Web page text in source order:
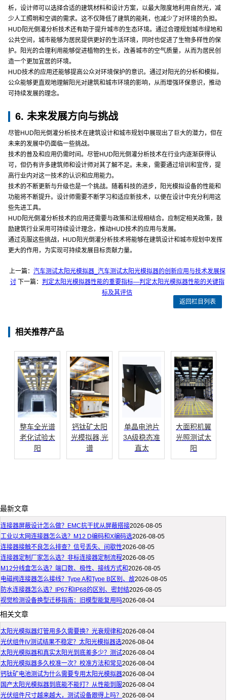
析，设计师可以选择合适的建筑材料和设计方案，以最大限度地利用自然光，减
少人工照明和空调的需求。这不仅降低了建筑的能耗，也减少了对环境的负担。
HUD阳光倒灌分析技术还有助于提升城市的生态环境。通过合理规划城市绿地和
公共空间，城市能够为居民提供更好的生活环境，同时也促进了生物多样性的保
护。阳光的合理利用能够促进植物的生长，改善城市的空气质量，从而为居民创
造一个更加宜居的环境。
HUD技术的应用还能够提高公众对环境保护的意识。通过对阳光的分析和模拟，
公众能够更直观地理解阳光对建筑和城市环境的影响，从而增强环保意识，推动
可持续发展的理念。
6. 未来发展方向与挑战
尽管HUD阳光倒灌分析技术在建筑设计和城市规划中展现出了巨大的潜力，但在
未来的发展中仍面临一些挑战。
技术的普及和应用仍需时间。尽管HUD阳光倒灌分析技术在行业内逐渐获得认
可，但仍有许多建筑师和设计师对其了解不足。未来，需要通过培训和宣传，提
高行业内对这一技术的认识和应用能力。
技术的不断更新与升级也是一个挑战。随着科技的进步，阳光模拟设备的性能和
功能将不断提升。设计师需要不断学习和适应新技术，以便在设计中充分利用这
些先进工具。
HUD阳光倒灌分析技术的应用还需要与政策和法规相结合。应制定相关政策，鼓
励建筑行业采用可持续设计理念，推动HUD技术的应用与发展。
通过克服这些挑战，HUD阳光倒灌分析技术将能够在建筑设计和城市规划中发挥
更大的作用，为实现可持续发展目标贡献力量。
上一篇： 汽车测试太阳光模拟器_汽车测试太阳光模拟器的创新应用与技术发展探
讨下一篇： 判定太阳光模拟器性能的重要指标—判定太阳光模拟器性能的关键指
标及其评估
返回栏目列表
相关推荐产品
整车全光谱
老化试验太
阳
钙钛矿太阳
光模拟器,光
谱
单晶电池片
3A级稳态准
直太
大面积机翼
光照测试太
阳
最新文章
连接器屏蔽设计怎么做？EMC抗干扰从屏蔽搭接2026-08-05
工业以太网连接器怎么选？M12 D编码和X编码选2026-08-05
连接器接触不良怎么排查？信号丢失、间歇性2026-08-05
连接器定制厂家怎么选？非标连接器定制流程2026-08-05
M12分线盒怎么选？端口数、极性、接线方式和2026-08-05
电磁阀连接器怎么接线？Type A和Type B区别、故2026-08-05
防水连接器怎么选？IP67和IP68的区别、密封结2026-08-05
视觉检测设备换型迁移指南：旧模型能复用吗2026-08-04
相关文章
太阳光模拟器灯管用多久需要换？光衰规律和2026-08-04
光伏组件IV测试结果不稳定？太阳光模拟器选2026-08-04
太阳光模拟器和真实太阳光到底差多少？测试2026-08-04
太阳光模拟器多久校准一次？校准方法和常见2026-08-04
钙钛矿电池测试为什么需要专用太阳光模拟器2026-08-04
国产太阳光模拟器到底能不能打？从性能到服2026-08-04
光伏组件尺寸越来越大，测试设备跟得上吗？ 2026-08-04